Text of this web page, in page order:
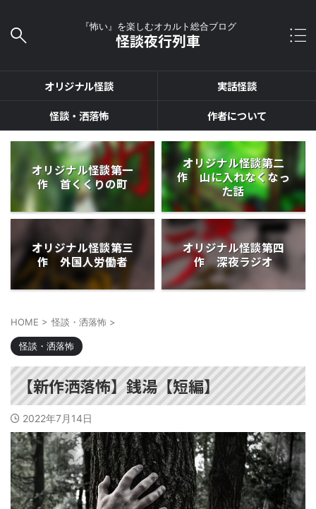
『怖い』を楽しむオカルト総合ブログ
怪談夜行列車
オリジナル怪談
実話怪談
怪談・洒落怖
作者について
オリジナル怪談第一
作 首くくりの町
オリジナル怪談第二
作 山に入れなくなっ
た話
オリジナル怪談第三
作 外国人労働者
オリジナル怪談第四
作 深夜ラジオ
HOME > 怪談・洒落怖 >
怪談・洒落怖
【新作洒落怖】銭湯【短編】
2022年7月14日